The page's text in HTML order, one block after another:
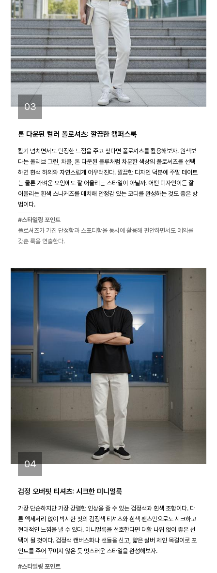
03
톤 다운된 컬러 폴로셔츠: 깔끔한 캠퍼스룩
활기 넘치면서도 단정한 느낌을 주고 싶다면 폴로셔츠를 활용해보자. 원색보
다는 올리브 그린, 차콜, 톤 다운된 블루처럼 차분한 색상의 폴로셔츠를 선택
하면 흰색 하의와 자연스럽게 어우러진다. 깔끔한 디자인 덕분에 주말 데이트
는 물론 가벼운 모임에도 잘 어울리는 스타일이 아닐까. 어떤 디자인이든 잘
어울리는 흰색 스니커즈를 매치해 안정감 있는 코디를 완성하는 것도 좋은 방
법이다.
#스타일링 포인트
폴로셔츠가 가진 단정함과 스포티함을 동시에 활용해 편안하면서도 예의를
갖춘 룩을 연출한다.
04
검정 오버핏 티셔츠: 시크한 미니멀룩
가장 단순하지만 가장 강렬한 인상을 줄 수 있는 검정색과 흰색 조합이다. 다
른 액세서리 없이 박시한 핏의 검정색 티셔츠와 흰색 팬츠만으로도 시크하고
현대적인 느낌을 낼 수 있다. 미니멀룩을 선호한다면 더할 나위 없이 좋은 선
택이 될 것이다. 검정색 캔버스화나 샌들을 신고, 얇은 실버 체인 목걸이로 포
인트를 주어 꾸미지 않은 듯 멋스러운 스타일을 완성해보자.
#스타일링 포인트